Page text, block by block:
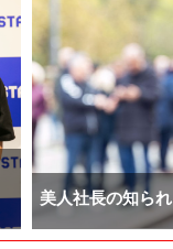
美人社長の知ら